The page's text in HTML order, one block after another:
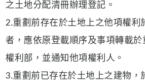
之土地分配清冊辦理登記。
2.重劃前存在於土地上之他項權利
者，應依原登載順序及事項轉載於
權利部，並通知他項權利人。
3.重劃前已存在於土地上之建物，